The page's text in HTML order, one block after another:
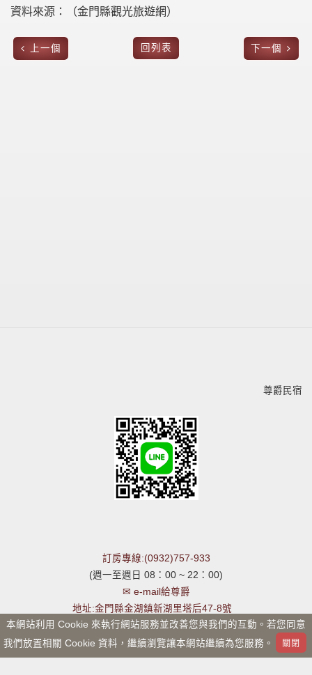
資料來源：（金門縣觀光旅遊網）
上一個 回列表 下一個
尊爵民宿歡
訂房專線:(0932)757-933
(週一至週日 08：00 ~ 22：00)
✉ e-mail給尊爵
地址:金門縣金湖鎮新湖里塔后47-8號
本網站利用 Cookie 來執行網站服務並改善您與我們的互動。若您同意
我們放置相關 Cookie 資料，繼續瀏覽讓本網站繼續為您服務。